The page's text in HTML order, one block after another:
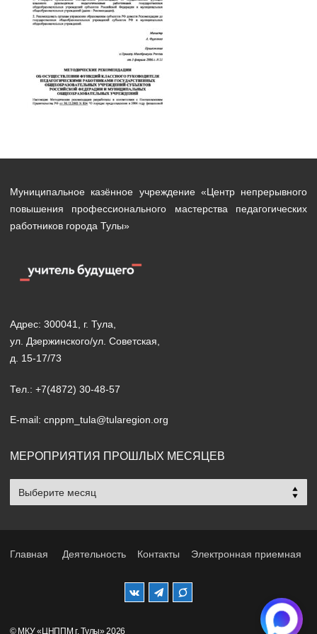
Муниципальное казённое учреждение «Центр непрерывного
повышения профессионального мастерства педагогических
работников города Тулы»
Адрес: 300041, г. Тула,
ул. Дзержинского/ул. Советская,
д. 15-17/73
Тел.: +7(4872) 30-48-57
E-mail: cnppm_tula@tularegion.org
МЕРОПРИЯТИЯ ПРОШЛЫХ МЕСЯЦЕВ
Мероприятия
прошлых
Главная Деятельность Контакты Электронная приемная
© МКУ «ЦНППМ г. Тулы» 2026